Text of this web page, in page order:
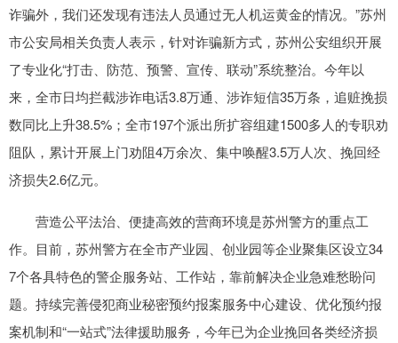
诈骗外，我们还发现有违法人员通过无人机运黄金的情况。”苏州
市公安局相关负责人表示，针对诈骗新方式，苏州公安组织开展
了专业化“打击、防范、预警、宣传、联动”系统整治。今年以
来，全市日均拦截涉诈电话3.8万通、涉诈短信35万条，追赃挽损
数同比上升38.5%；全市197个派出所扩容组建1500多人的专职劝
阻队，累计开展上门劝阻4万余次、集中唤醒3.5万人次、挽回经
济损失2.6亿元。
营造公平法治、便捷高效的营商环境是苏州警方的重点工
作。目前，苏州警方在全市产业园、创业园等企业聚集区设立34
7个各具特色的警企服务站、工作站，靠前解决企业急难愁盼问
题。持续完善侵犯商业秘密预约报案服务中心建设、优化预约报
案机制和“一站式”法律援助服务，今年已为企业挽回各类经济损